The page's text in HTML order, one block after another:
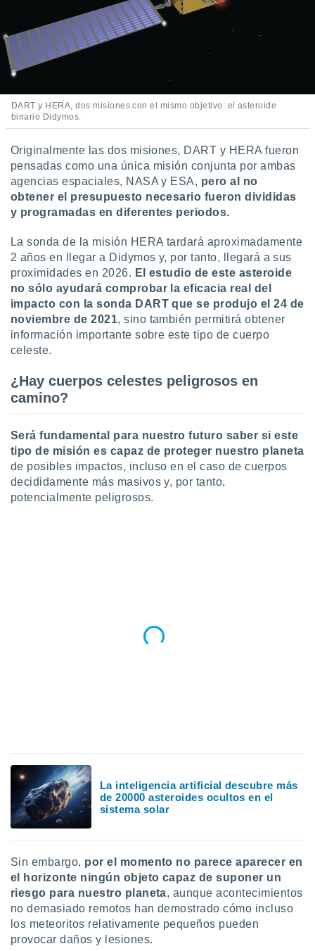
e
mediante
publicidad
de
DART y HERA, dos misiones con el mismo objetivo: el asteroide
binario Didymos.
Originalmente las dos misiones, DART y HERA fueron
pensadas como una única misión conjunta por ambas
agencias espaciales, NASA y ESA, pero al no
obtener el presupuesto necesario fueron divididas
y programadas en diferentes periodos.
La sonda de la misión HERA tardará aproximadamente
2 años en llegar a Didymos y, por tanto, llegará a sus
proximidades en 2026. El estudio de este asteroide
no sólo ayudará comprobar la eficacia real del
impacto con la sonda DART que se produjo el 24 de
noviembre de 2021, sino también permitirá obtener
información importante sobre este tipo de cuerpo
celeste.
¿Hay cuerpos celestes peligrosos en
camino?
Será fundamental para nuestro futuro saber si este
tipo de misión es capaz de proteger nuestro planeta
de posibles impactos, incluso en el caso de cuerpos
decididamente más masivos y, por tanto,
potencialmente peligrosos.
La inteligencia artificial descubre más
de 20000 asteroides ocultos en el
sistema solar
Sin embargo, por el momento no parece aparecer en
el horizonte ningún objeto capaz de suponer un
riesgo para nuestro planeta, aunque acontecimientos
no demasiado remotos han demostrado cómo incluso
los meteoritos relativamente pequeños pueden
provocar daños y lesiones.